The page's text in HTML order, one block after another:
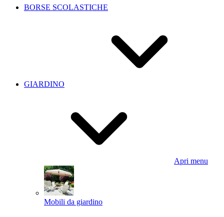
BORSE SCOLASTICHE
GIARDINO
Apri menu
Mobili da giardino